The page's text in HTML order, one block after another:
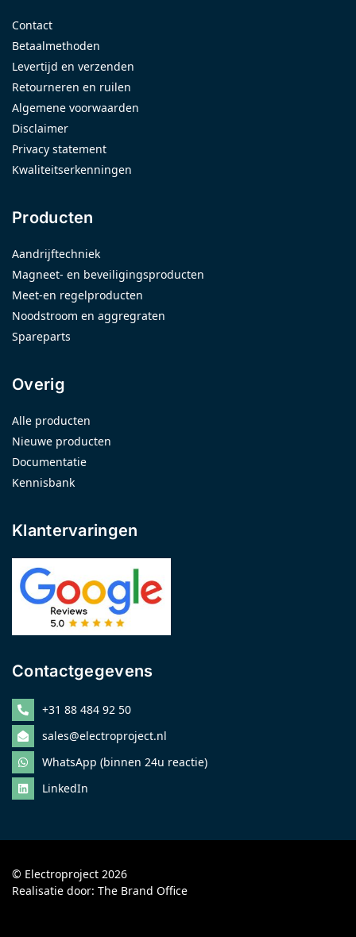
Contact
Betaalmethoden
Levertijd en verzenden
Retourneren en ruilen
Algemene voorwaarden
Disclaimer
Privacy statement
Kwaliteitserkenningen
Producten
Aandrijftechniek
Magneet- en beveiligingsproducten
Meet-en regelproducten
Noodstroom en aggregraten
Spareparts
Overig
Alle producten
Nieuwe producten
Documentatie
Kennisbank
Klantervaringen
Contactgegevens
+31 88 484 92 50
sales@electroproject.nl
WhatsApp (binnen 24u reactie)
LinkedIn
© Electroproject 2026
Realisatie door: The Brand Office